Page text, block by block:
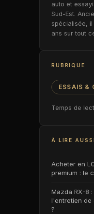
auto et
Sud-Est.
spécialisée, il
ans sur tout
RUBRIQUE
ESSAIS &
Temps de
À LIRE AUSSI
Acheter en
premium : le
Mazda RX-8
l'entretien de
?